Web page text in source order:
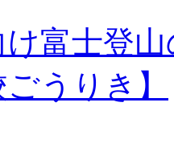
富士登
うりき】